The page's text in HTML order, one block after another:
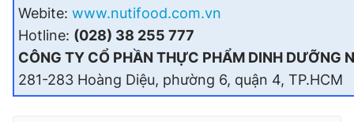
Webite: www.nutifood.com.vn
Hotline: (028) 38 255 777
CÔNG TY CỔ PHẦN THỰC PHẨM DINH DƯỠNG
281-283 Hoàng Diệu, phường 6, quận 4, TP.HCM